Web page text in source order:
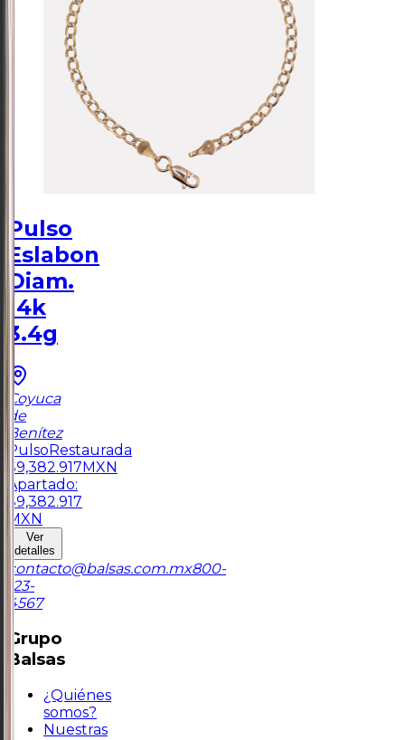
Pulso
Eslabon
Diam.
14k
3.4g
Coyuca
de
Benítez
PulsoRestaurada
$9,382.917MXN
Apartado:
$9,382.917
MXN
Ver
detalles
contacto@balsas.com.mx800-
123-
4567
Grupo
Balsas
¿Quiénes
somos?
Nuestras